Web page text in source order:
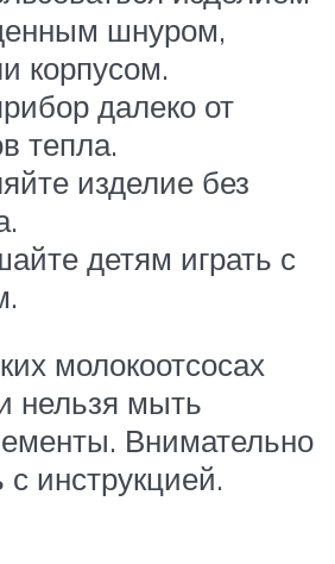
шнуром,
корпусом.
далеко от
тепла.
изделие без
детям играть с
молокоотсосах
нельзя мыть
Внимательно
с инструкцией.